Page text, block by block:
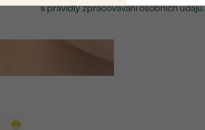
spravidly zpracovávání osobních údajů.